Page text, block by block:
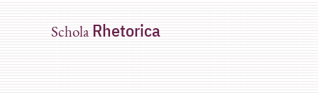
Schola Rhetorica